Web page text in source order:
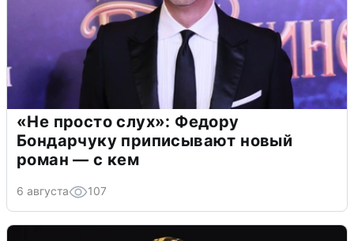
«Не просто слух»: Федору
Бондарчуку приписывают новый
роман — с кем
6 августа 107